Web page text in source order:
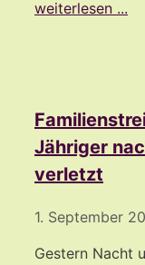
weiterlesen ...
Jähriger
verletzt
1. September
Gestern Nacht